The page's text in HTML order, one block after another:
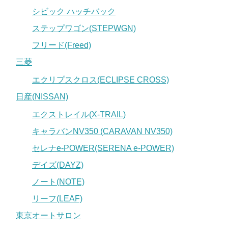
シビック ハッチバック
ステップワゴン(STEPWGN)
フリード(Freed)
三菱
エクリプスクロス(ECLIPSE CROSS)
日産(NISSAN)
エクストレイル(X-TRAIL)
キャラバンNV350 (CARAVAN NV350)
セレナe-POWER(SERENA e-POWER)
デイズ(DAYZ)
ノート(NOTE)
リーフ(LEAF)
東京オートサロン